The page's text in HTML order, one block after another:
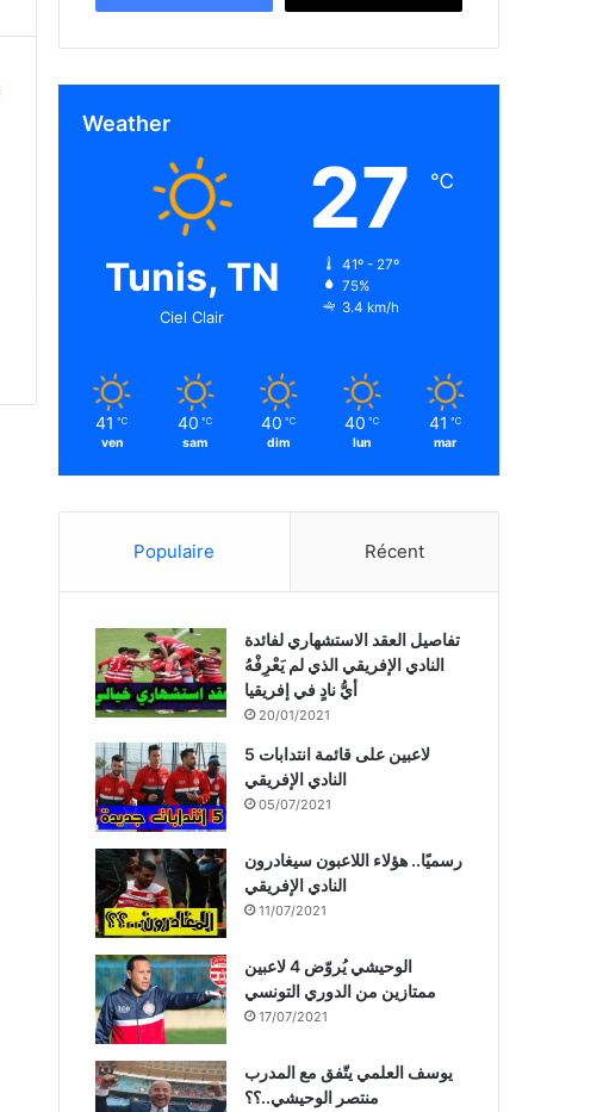
Weather
Tunis, TN
Ciel Clair
27 ℃
41º - 27º
75%
3.4 km/h
41 ℃
ven
40 ℃
sam
40 ℃
dim
40 ℃
lun
41 ℃
mar
Populaire Récent
تفاصيل العقد الاستشهاري لفائدة
النادي الإفريقي الذي لم يَعْرِفْهُ
أيُّ نادٍ في إفريقيا
20/01/2021
5 لاعبين على قائمة انتدابات
النادي الإفريقي
05/07/2021
رسميًا.. هؤلاء اللاعبون سيغادرون
النادي الإفريقي
11/07/2021
الوحيشي يُروّض 4 لاعبين
ممتازين من الدوري التونسي
17/07/2021
يوسف العلمي يتّفق مع المدرب
منتصر الوحيشي..؟؟